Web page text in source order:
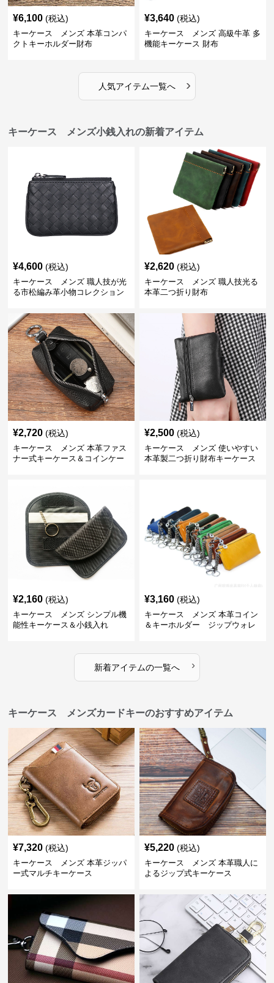
¥6,100 (税込)
キーケース メンズ 本革コンパ
クトキーホルダー財布
¥3,640 (税込)
キーケース メンズ 高級牛革 多
機能キーケース 財布
人気アイテム一覧へ ›
キーケース メンズ小銭入れの新着アイテム
¥4,600 (税込)
キーケース メンズ 職人技が光
る市松編み革小物コレクション
¥2,620 (税込)
キーケース メンズ 職人技光る
本革二つ折り財布
¥2,720 (税込)
キーケース メンズ 本革ファス
ナー式キーケース＆コインケー
¥2,500 (税込)
キーケース メンズ 使いやすい
本革製二つ折り財布キーケース
¥2,160 (税込)
キーケース メンズ シンプル機
能性キーケース＆小銭入れ
¥3,160 (税込)
キーケース メンズ 本革コイン
＆キーホルダー ジップウォレ
新着アイテムの一覧へ ›
キーケース メンズカードキーのおすすめアイテム
¥7,320 (税込)
キーケース メンズ 本革ジッパ
ー式マルチキーケース
¥5,220 (税込)
キーケース メンズ 本革職人に
よるジップ式キーケース